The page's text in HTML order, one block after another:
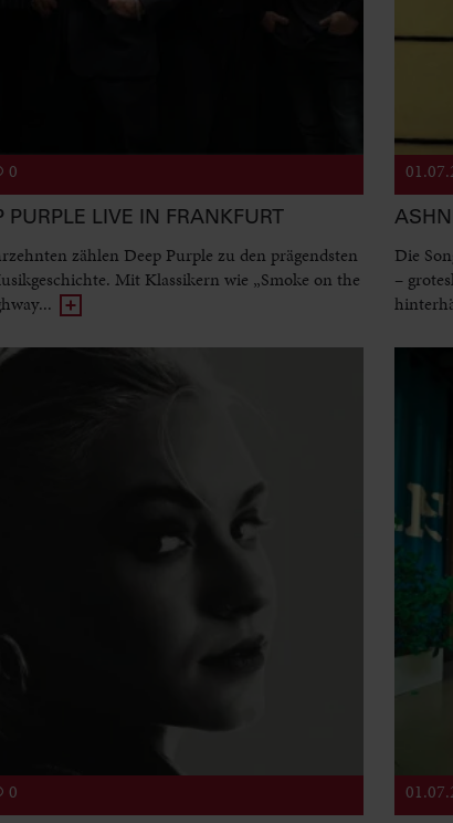
0
PURPLE LIVE IN FRANKFURT
zählen Deep Purple zu den prägendsten
Mit Klassikern wie „Smoke on the
Die
–
0